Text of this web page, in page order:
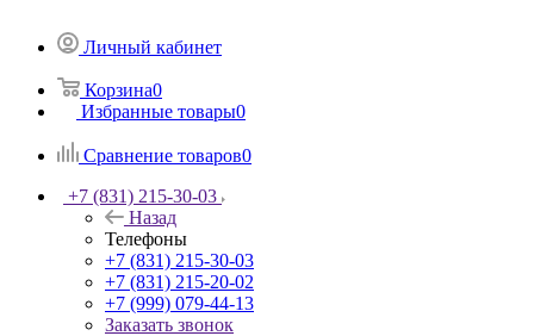
Личный кабинет
Корзина0
Избранные товары0
Сравнение товаров0
+7 (831) 215-30-03
Назад
Телефоны
+7 (831) 215-30-03
+7 (831) 215-20-02
+7 (999) 079-44-13
Заказать звонок